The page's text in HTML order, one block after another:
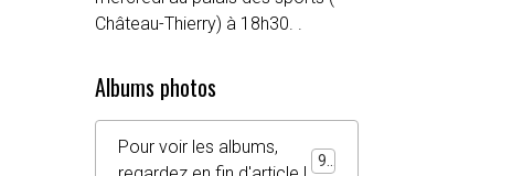
Château-Thierry) à 18h30. .
Albums photos
Pour voir les albums,